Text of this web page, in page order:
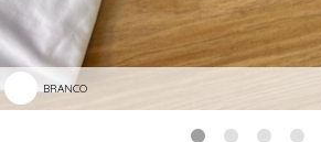
BRANCO